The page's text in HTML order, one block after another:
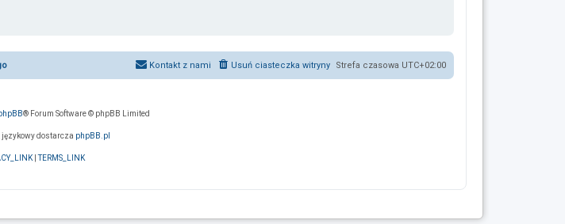
Strefa czasowa UTC+02:00
Usuń ciasteczka witryny
Kontakt z nami
® Forum Software © phpBB Limited
językowy dostarcza phpBB.pl
| TERMS_LINK